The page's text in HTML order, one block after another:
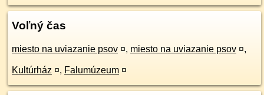
Voľný čas
miesto na uviazanie psov ¤, miesto na uviazanie psov ¤,
Kultúrház ¤, Falumúzeum ¤